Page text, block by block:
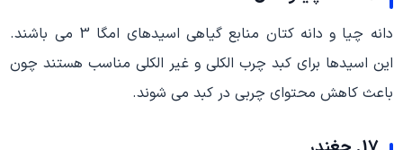
دانه چیا و دانه کتان منابع گیاهی اسیدهای امگا 3 می باشند.
این اسیدها برای کبد چرب الکلی و غیر الکلی مناسب هستند چون
باعث کاهش محتوای چربی در کبد می شوند.